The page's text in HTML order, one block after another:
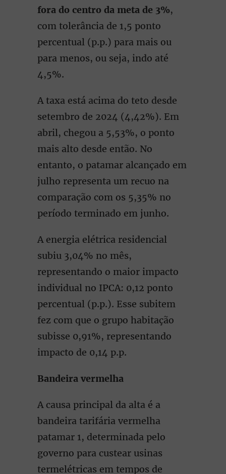
fora do centro da meta de 3%,
com tolerância de 1,5 ponto
percentual (p.p.) para mais ou
para menos, ou seja, indo até
4,5%.
A taxa está acima do teto desde
setembro de 2024 (4,42%). Em
abril, chegou a 5,53%, o ponto
mais alto desde então. No
entanto, o patamar alcançado em
julho representa um recuo na
comparação com os 5,35% no
período terminado em junho.
A energia elétrica residencial
subiu 3,04% no mês,
representando o maior impacto
individual no IPCA: 0,12 ponto
percentual (p.p.). Esse subitem
fez com que o grupo habitação
subisse 0,91%, representando
impacto de 0,14 p.p.
Bandeira vermelha
A causa principal da alta é a
bandeira tarifária vermelha
patamar 1, determinada pelo
governo para custear usinas
termelétricas em tempos de